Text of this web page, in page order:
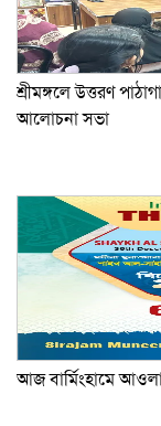
শ্রীমঙ্গলে উত্তরণ
আলোচনা সভা
আজ বার্মিংহামে